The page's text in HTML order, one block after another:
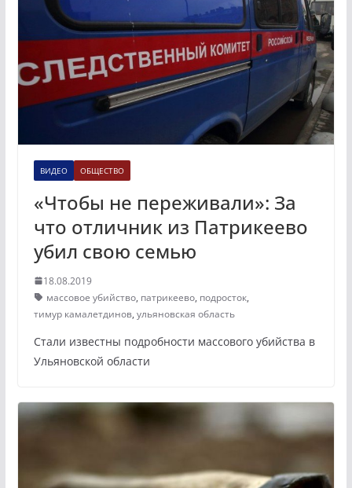
ВИДЕО ОБЩЕСТВО
«Чтобы не переживали»: За
что отличник из Патрикеево
убил свою семью
18.08.2019
массовое убийство, патрикеево, подросток,
тимур камалетдинов, ульяновская область
Стали известны подробности массового убийства в
Ульяновской области